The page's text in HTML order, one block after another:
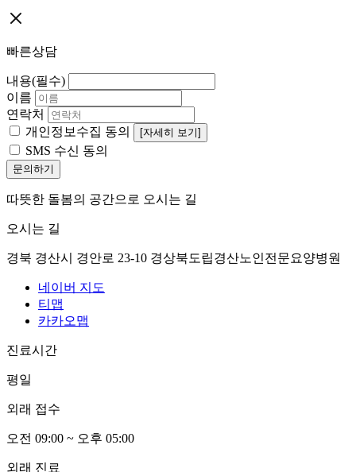
빠른상담
내용(필수)
이름
연락처
개인정보수집 동의
[자세히 보기]
SMS 수신 동의
문의하기
따뜻한 돌봄의 공간으로 오시는 길
오시는 길
경북 경산시 경안로 23-10 경상북도립경산노인전문요양병원
네이버 지도
티맵
카카오맵
진료시간
평일
외래 접수
오전 09:00 ~ 오후 05:00
외래 진료